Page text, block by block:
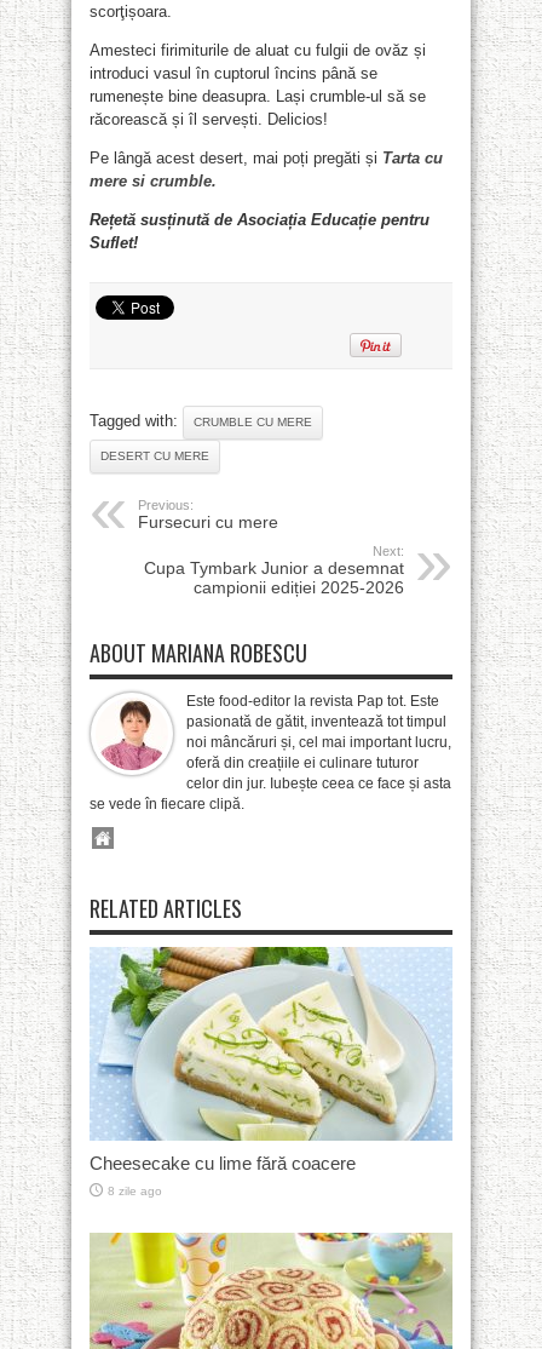
scorţișoara.
Amesteci firimiturile de aluat cu fulgii de ovăz și
introduci vasul în cuptorul încins până se
rumenește bine deasupra. Lași crumble-ul să se
răcorească și îl servești. Delicios!
Pe lângă acest desert, mai poți pregăti și Tarta cu
mere si crumble.
Rețetă susținută de Asociația Educație pentru
Suflet!
Tagged with: CRUMBLE CU MERE
DESERT CU MERE
Previous:
Fursecuri cu mere
Next:
Cupa Tymbark Junior a desemnat
campionii ediției 2025-2026
ABOUT MARIANA ROBESCU
Este food-editor la revista Pap tot. Este
pasionată de gătit, inventează tot timpul
noi mâncăruri și, cel mai important lucru,
oferă din creațiile ei culinare tuturor
celor din jur. Iubește ceea ce face și asta
se vede în fiecare clipă.
RELATED ARTICLES
Cheesecake cu lime fără coacere
8 zile ago